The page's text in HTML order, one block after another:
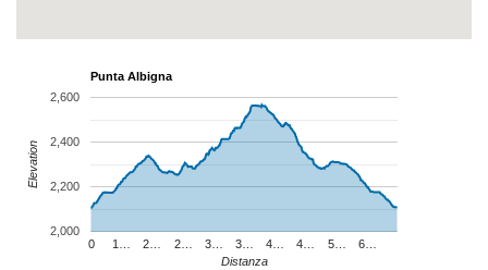
Punta Albigna
0 1… 2… 2… 3… 3… 4… 4… 5… 6…
2,000
2,200
2,400
2,600
Distanza
Elevation